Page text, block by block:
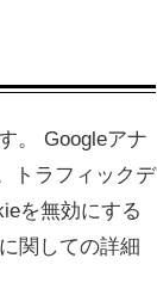
。 Googleアナ
トラフィックデ
を無効にする
関しての詳細